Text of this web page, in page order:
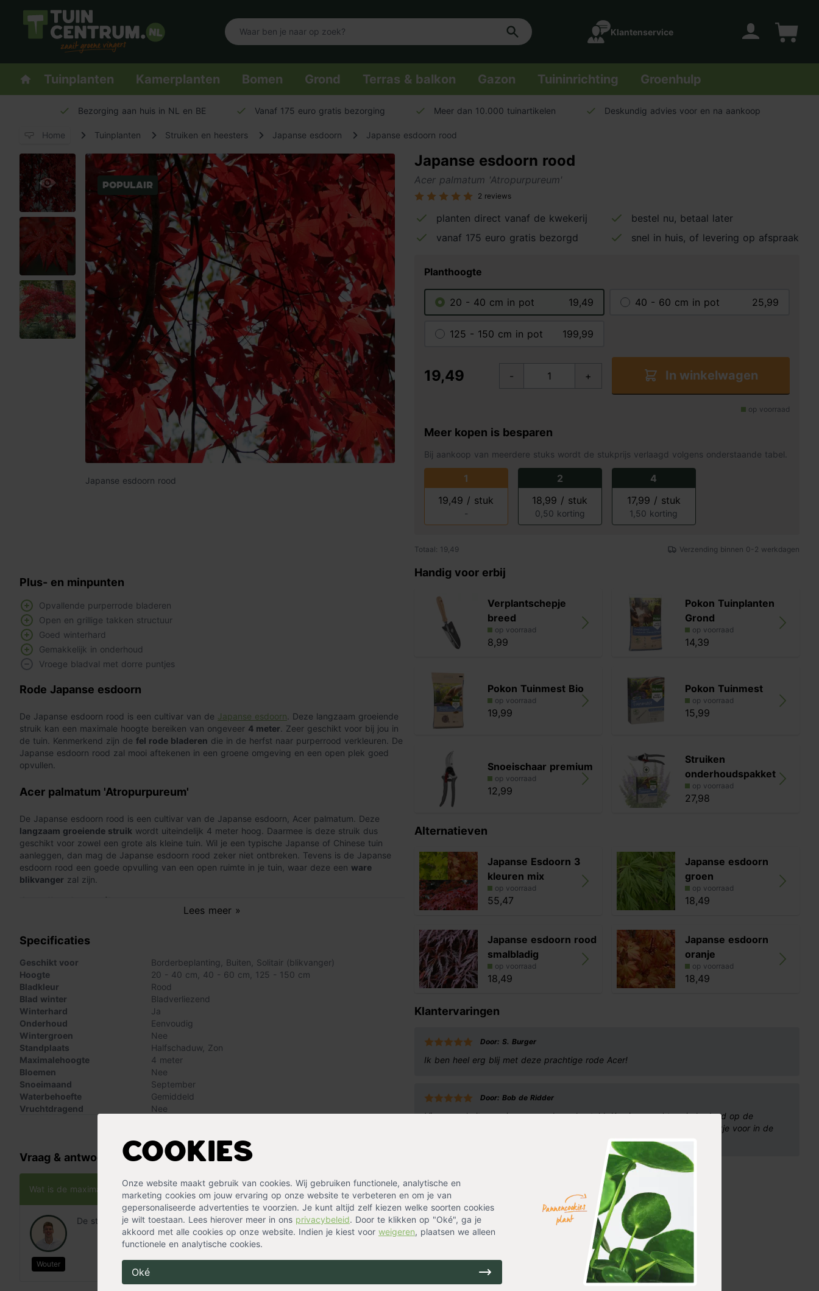
Logo Tuincentrum.nl
Klantenservice
Homepage
Tuinplanten Kamerplanten Bomen Grond Terras & balkon Gazon Tuininrichting Groenhulp
Cookies
Onze website maakt gebruik van cookies. Wij gebruiken functionele, analytische en
marketing cookies om jouw ervaring op onze website te verbeteren en om je van
gepersonaliseerde advertenties te voorzien. Je kunt altijd zelf kiezen welke soorten cookies
je wilt toestaan. Lees hierover meer in ons privacybeleid. Door te klikken op "Oké", ga je
akkoord met alle cookies op onze website. Indien je kiest voor weigeren, plaatsen we alleen
functionele en analytische cookies.
Oké
Bezorging aan huis in NL en BE Vanaf 175 euro gratis bezorging Meer dan 10.000 tuinartikelen Deskundig advies voor en na aankoop
Home Tuinplanten Struiken en heesters Japanse esdoorn Japanse esdoorn rood
Populair
Japanse esdoorn rood
Japanse esdoorn rood
Acer palmatum 'Atropurpureum'
2 reviews
planten direct vanaf de kwekerij
bestel nu, betaal later
vanaf 175 euro gratis bezorgd
snel in huis, of levering op afspraak
Planthoogte
20 - 40 cm in pot 19,49 40 - 60 cm in pot 25,99
125 - 150 cm in pot 199,99
19,49 - + In winkelwagen
op voorraad
Meer kopen is besparen
Bij aankoop van meerdere stuks wordt de stukprijs verlaagd volgens onderstaande tabel.
1
19,49 / stuk
-
2
18,99 / stuk
0,50 korting
4
17,99 / stuk
1,50 korting
Totaal: 19,49 Verzending binnen 0-2 werkdagen
Plus- en minpunten
Opvallende purperrode bladeren
Open en grillige takken structuur
Goed winterhard
Gemakkelijk in onderhoud
Vroege bladval met dorre puntjes
Rode Japanse esdoorn
De Japanse esdoorn rood is een cultivar van de Japanse esdoorn . Deze langzaam groeiende
struik kan een maximale hoogte bereiken van ongeveer 4 meter . Zeer geschikt voor bij jou in
de tuin. Kenmerkend zijn de fel rode bladeren die in de herfst naar purperrood verkleuren. De
Japanse esdoorn rood zal mooi aftekenen in een groene omgeving en een open plek goed
opvullen.
Acer palmatum 'Atropurpureum'
De Japanse esdoorn rood is een cultivar van de Japanse esdoorn, Acer palmatum. Deze
langzaam groeiende struik wordt uiteindelijk 4 meter hoog. Daarmee is deze struik dus
geschikt voor zowel een grote als kleine tuin. Wil je een typische Japanse of Chinese tuin
aanleggen, dan mag de Japanse esdoorn rood zeker niet ontbreken. Tevens is de Japanse
esdoorn rood een goede opvulling van een open ruimte in je tuin, waar deze een ware
blikvanger zal zijn.
Lees meer »
Opvallende struik
de groene struiken in het voorjaar en zomer, dankzij de
de bladeren van de Japanse esdoorn rood purperrood kleuren. Deze bladeren zullen eind
herfst allemaal van de struik vallen, zo zal eenkarakteristiek wintersilhouet
worden. De Japanse esdoorn rood heeft een open en grillig takkenstructuur. Doordat de struik
goedwinterhard
is, kun je elk jaar opnieuw genieten van het prachtige uiterlijk van deze
struik.
Japanse esdoorn onderhouden
De Japanse esdoorn rood is gemakkelijk te onderhouden
snoeien. Snoei enkel de dode takken weg. Let op dat de Japanse esdoorn rood flink kan
bloeden, dus snoei de struik in ieder geval niet in het voorjaar en de zomer. Plant de Japanse
esdoorn rood op een
beschutte en half schaduwrijke plek
de bladeren. De plant groeit goed in een goede, normale tuingrond met voldoende voedsel en
Tip : geef elk voorjaar de grond een laagje Pokon Tuinmest Bio
struik.
Specificaties
Geschikt voor Borderbeplanting Buiten
Solitair (blikvanger)
Hoogte
20 - 40 cm 40 - 60 cm
125 - 150 cm
Bladkleur
Rood
Blad winter
Bladverliezend
Winterhard
Ja
Onderhoud
Eenvoudig
Wintergroen
Nee
Standplaats
Halfschaduw Zon
Maximalehoogte
4 meter
Bloemen
Nee
Snoeimaand
September
Waterbehoefte
Gemiddeld
Vruchtdragend
Nee
Vraag & antwoord
Wat is de maximale hoogte van de Japanse esdoorn?
Wouter
De struik kan maximaal 4 meter hoog worden.
Handig voor erbij
Verplantschepje
breed
op voorraad
8,99
Pokon Tuinplanten
Grond
op voorraad
14,39
Pokon Tuinmest Bio
op voorraad
19,99
Pokon Tuinmest
op voorraad
15,99
Snoeischaar premium
op voorraad
12,99
Struiken
onderhoudspakket
op voorraad
27,98
Alternatieven
Japanse Esdoorn 3
kleuren mix
op voorraad
55,47
Japanse esdoorn
groen
op voorraad
18,49
Japanse esdoorn rood
smalbladig
op voorraad
18,49
Japanse esdoorn
oranje
op voorraad
18,49
Klantervaringen
Door: S. Burger
Ik ben heel erg blij met deze prachtige rode Acer!
Door: Bob de Ridder
Via uw website een japanse esdoorn besteld. Keurig verpakt en inderdaad op de
gekozen dag trok ik de bezorger aan. Bedankt en ik ga er een mooi plekje voor in de